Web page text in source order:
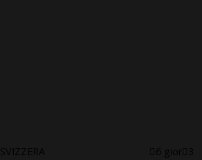
SVIZZERA 6 gior 3